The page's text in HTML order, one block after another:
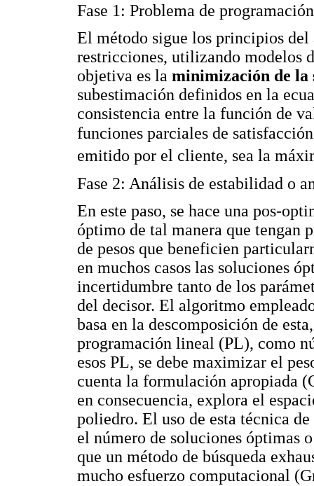
Fase 1: Problema de
El método sigue los principios
restricciones, utilizando modelos
objetiva es la minimización de la
subestimación definidos en la
consistencia entre la función de
funciones parciales de
emitido por el cliente, sea la
Fase 2: Análisis de estabilidad o
En este paso, se hace una pos-
óptimo de tal manera que tengan
de pesos que beneficien
en muchos casos las soluciones
incertidumbre tanto de los
del decisor. El algoritmo
basa en la descomposición de
programación lineal (PL), como
esos PL, se debe maximizar el
cuenta la formulación apropiada
en consecuencia, explora el
poliedro. El uso de esta técnica
el número de soluciones óptimas
que un método de búsqueda
mucho esfuerzo computacional